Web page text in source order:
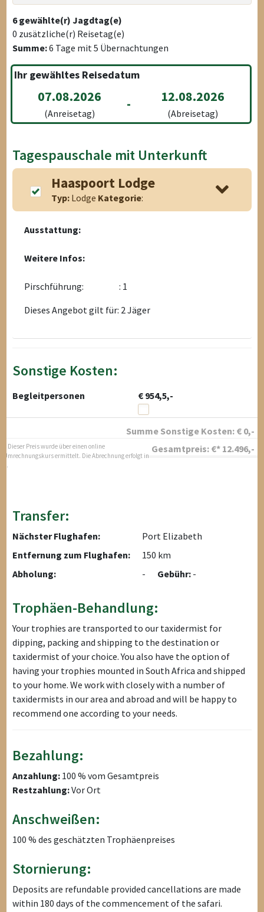
6gewählte(r) Jagdtag(e)
0 zusätzliche(r) Reisetag(e)
Summe:6 Tage mit5 Übernachtungen
Ihr gewähltes Reisedatum
07.08.2026
(Anreisetag)
- 12.08.2026
(Abreisetag)
Tagespauschale mit Unterkunft
Haaspoort Lodge
Typ: Lodge Kategorie:
Ausstattung:
Weitere Infos:
Pirschführung:
: 1
Dieses Angebot gilt für: 2 Jäger
Sonstige Kosten:
Begleitpersonen € 954,5,-
Summe Sonstige Kosten: € 0,-
Gesamtpreis: €* 12.496,-
* Dieser Preis wurde über einen online
Umrechnungskurs ermittelt. Die Abrechnung erfolgt in
$.
Transfer:
Nächster Flughafen:
Port Elizabeth
Entfernung zum Flughafen:
150 km
Abholung:
- Gebühr: -
Trophäen-Behandlung:
Your trophies are transported to our taxidermist for
dipping, packing and shipping to the destination or
taxidermist of your choice. You also have the option of
having your trophies mounted in South Africa and shipped
to your home. We work with closely with a number of
taxidermists in our area and abroad and will be happy to
recommend one according to your needs.
Bezahlung:
Anzahlung: 100 % vom Gesamtpreis
Restzahlung:Vor Ort
Anschweißen:
100 % des geschätzten Trophäenpreises
Stornierung:
Deposits are refundable provided cancellations are made
within 180 days of the commencement of the safari.